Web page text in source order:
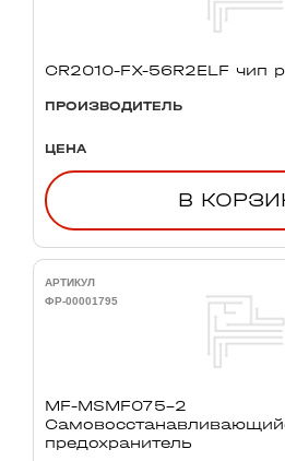
CR2010-FX-56R2ELF чип
ПРОИЗВОДИТЕЛЬ
ЦЕНА
В
АРТИКУЛ
ФР-00001795
MF-MSMF075-2
предохранитель